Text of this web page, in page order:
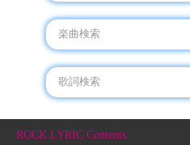
ROCK LYRIC Contents